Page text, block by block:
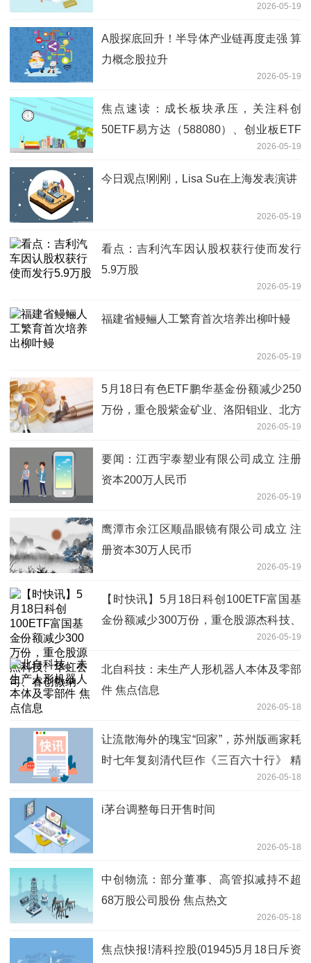
2026-05-19
A股探底回升！半导体产业链再度走强 算
力概念股拉升
2026-05-19
焦点速读：成长板块承压，关注科创
50ETF易方达（588080）、创业板ETF
易方达（159915）等产品后续走势2026-05-19
今日观点!刚刚，Lisa Su在上海发表演讲
2026-05-19
看点：吉利汽车因认股权获行使而发行
5.9万股
2026-05-19
福建省鳗鲡人工繁育首次培养出柳叶鳗
2026-05-19
5月18日有色ETF鹏华基金份额减少250
万份，重仓股紫金矿业、洛阳钼业、北方
2026-05-19
要闻：江西宇泰塑业有限公司成立 注册
资本200万人民币
2026-05-19
鹰潭市余江区顺晶眼镜有限公司成立 注
册资本30万人民币
2026-05-19
【时快讯】5月18日科创100ETF富国基
金份额减少300万份，重仓股源杰科技、
2026-05-19
北自科技：未生产人形机器人本体及零部
件 焦点信息
2026-05-18
让流散海外的瑰宝“回家”，苏州版画家耗
时七年复刻清代巨作《三百六十行》 精
2026-05-18
i茅台调整每日开售时间
2026-05-18
中创物流：部分董事、高管拟减持不超
68万股公司股份 焦点热文
2026-05-18
焦点快报!清科控股(01945)5月18日斥资